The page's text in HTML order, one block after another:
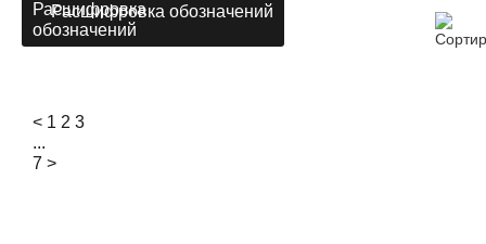
Расшифровка обозначений
< 1 2 3
...
7 >